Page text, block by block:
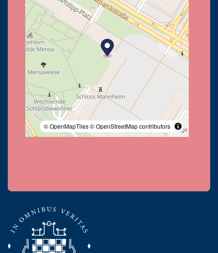
© OpenMapTiles© OpenStreetMap contributors